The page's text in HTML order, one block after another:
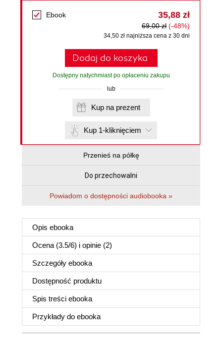
Ebook 35,88 zł
69,00 zł (-48%)
34,50 zł najniższa cena z 30 dni
Dodaj do koszyka
Dostępny natychmiast po opłaceniu zakupu
lub
Kup na prezent
Kup 1-kliknięciem
Przenieś na półkę
Do przechowalni
Powiadom o dostępności audiobooka »
Opis ebooka
Ocena (3.5/6) i opinie (2)
Szczegóły ebooka
Dostępność produktu
Spis treści ebooka
Przykłady do ebooka